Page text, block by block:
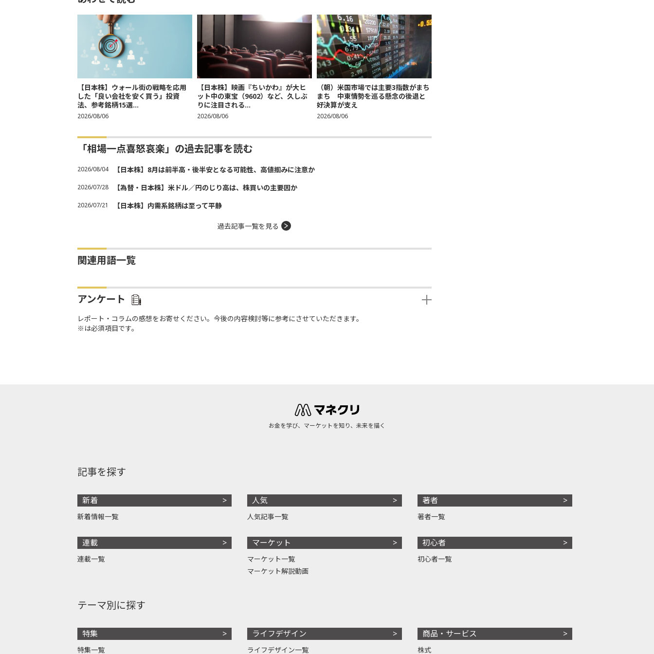
【日本株】ウォール街の戦略を応用
した「良い会社を安く買う」投資
法、参考銘柄15選...
2026/08/06
【日本株】映画『ちいかわ』が大ヒ
ット中の東宝（9602）など、久しぶ
りに注目される...
2026/08/06
（朝）米国市場では主要3指数がまち
まち 中東情勢を巡る懸念の後退と
好決算が支え
2026/08/06
「相場一点喜怒哀楽」の過去記事を読む
2026/08/04 【日本株】8月は前半高・後半安となる可能性、高値掴みに注意か
2026/07/28 【為替・日本株】米ドル／円のじり高は、株買いの主要因か
2026/07/21 【日本株】内需系銘柄は至って平静
過去記事一覧を見る
関連用語一覧
アンケート
レポート・コラムの感想をお寄せください。今後の内容検討等に参考にさせていただきます。
※は必須項目です。
お金を学び、マーケットを知り、未来を描く
記事を探す
新着
新着情報一覧
連載
連載一覧
人気
人気記事一覧
マーケット
マーケット一覧
マーケット解説動画
著者
著者一覧
初心者
初心者一覧
テーマ別に探す
特集
特集一覧
ライフデザイン
ライフデザイン一覧
商品・サービス
株式